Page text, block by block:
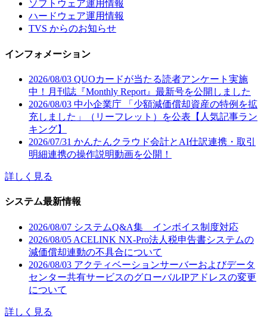
ソフトウェア運用情報
ハードウェア運用情報
TVS からのお知らせ
インフォメーション
2026/08/03 QUOカードが当たる読者アンケート実施
中！月刊誌『Monthly Report』最新号を公開しました
2026/08/03 中小企業庁 「少額減価償却資産の特例を拡
充しました」（リーフレット）を公表【人気記事ラン
キング】
2026/07/31 かんたんクラウド会計とAI仕訳連携・取引
明細連携の操作説明動画を公開！
詳しく見る
システム最新情報
2026/08/07 システムQ&A集 インボイス制度対応
2026/08/05 ACELINK NX-Pro法人税申告書システムの
減価償却連動の不具合について
2026/08/03 アクティベーションサーバーおよびデータ
センター共有サービスのグローバルIPアドレスの変更
について
詳しく見る